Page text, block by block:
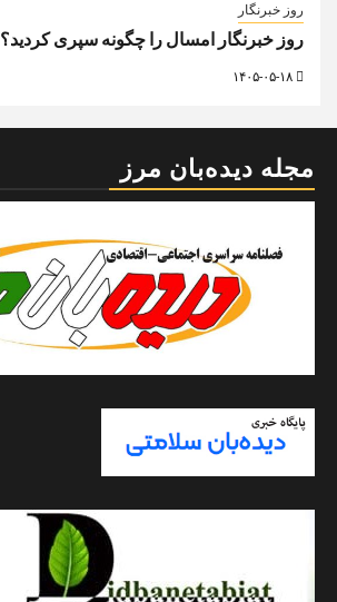
روز خبرنگار
روز خبرنگار امسال را چگونه سپری کردید؟
مجله دیده‌بان مرز